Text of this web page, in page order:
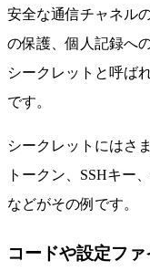
安全な通信チャネル
の保護、個人記録へ
シークレットと呼ば
です。
シークレットにはさ
トークン、SSHキー
などがその例です。
コードや設定フ